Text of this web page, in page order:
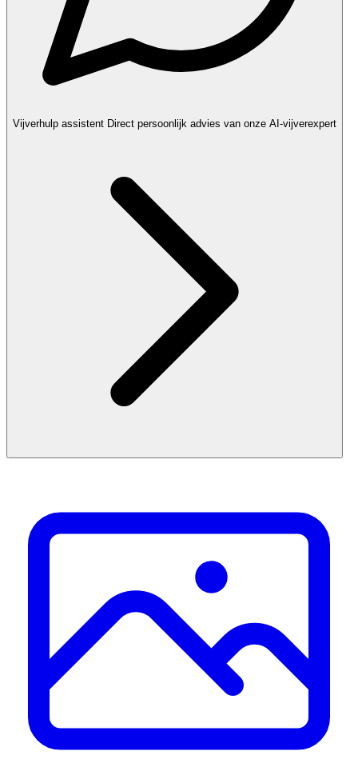
Vijverhulp assistent Direct persoonlijk advies van onze AI-vijverexpert